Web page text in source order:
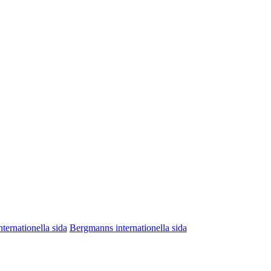
sida Bergmanns internationella sida